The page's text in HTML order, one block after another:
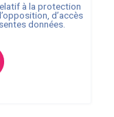
à la protection
d’accès
données.